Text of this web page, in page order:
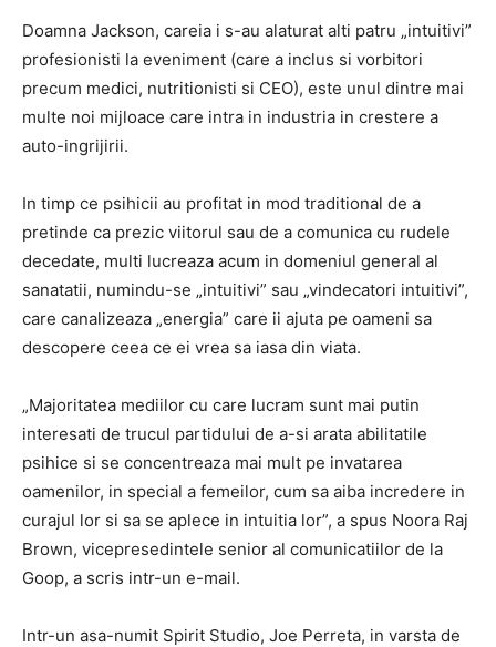
Doamna Jackson, careia i s-au alaturat alti patru „intuitivi”
profesionisti la eveniment (care a inclus si vorbitori
precum medici, nutritionisti si CEO), este unul dintre mai
multe noi mijloace care intra in industria in crestere a
auto-ingrijirii.
In timp ce psihicii au profitat in mod traditional de a
pretinde ca prezic viitorul sau de a comunica cu rudele
decedate, multi lucreaza acum in domeniul general al
sanatatii, numindu-se „intuitivi” sau „vindecatori intuitivi”,
care canalizeaza „energia” care ii ajuta pe oameni sa
descopere ceea ce ei vrea sa iasa din viata.
„Majoritatea mediilor cu care lucram sunt mai putin
interesati de trucul partidului de a-si arata abilitatile
psihice si se concentreaza mai mult pe invatarea
oamenilor, in special a femeilor, cum sa aiba incredere in
curajul lor si sa se aplece in intuitia lor”, a spus Noora Raj
Brown, vicepresedintele senior al comunicatiilor de la
Goop, a scris intr-un e-mail.
Intr-un asa-numit Spirit Studio, Joe Perreta, in varsta de